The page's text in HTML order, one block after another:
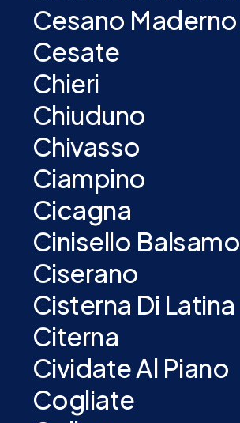
Cesano Maderno
Cesate
Chieri
Chiuduno
Chivasso
Ciampino
Cicagna
Cinisello Balsamo
Ciserano
Cisterna Di Latina
Citerna
Cividate Al Piano
Cogliate